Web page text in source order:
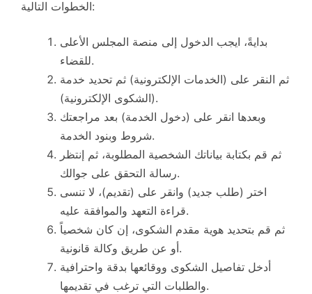
الخطوات التالية:
بدايةً، ايجب الدخول إلى منصة المجلس الأعلى
للقضاء.
ثم النقر على (الخدمات الإلكترونية) ثم تحديد خدمة
(الشكوى الإلكترونية).
وبعدها انقر على (دخول الخدمة) بعد مراجعتك
شروط وبنود الخدمة.
ثم قم بكتابة بياناتك الشخصية المطلوبة، ثم إنتظر
رسالة التحقق على جوالك.
اختر (طلب جديد) وانقر على (تقديم)، لا تنسى
قراءة التعهد والموافقة عليه.
ثم قم بتحديد هوية مقدم الشكوى، إن كان شخصياً
أو عن طريق وكالة قانونية.
أدخل تفاصيل الشكوى ووقائعها بدقة واحترافية
والطلبات التي ترغب في تقديمها.